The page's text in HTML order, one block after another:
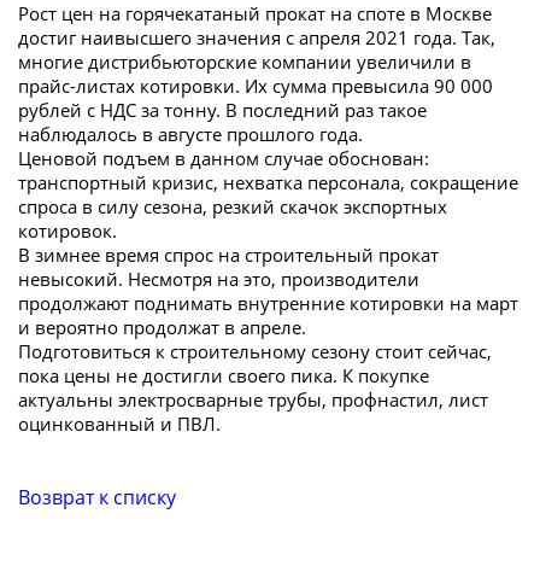
Рост цен на горячекатаный прокат на споте в Москве
достиг наивысшего значения с апреля 2021 года. Так,
многие дистрибьюторские компании увеличили в
прайс-листах котировки. Их сумма превысила 90 000
рублей с НДС за тонну. В последний раз такое
наблюдалось в августе прошлого года.
Ценовой подъем в данном случае обоснован:
транспортный кризис, нехватка персонала, сокращение
спроса в силу сезона, резкий скачок экспортных
котировок.
В зимнее время спрос на строительный прокат
невысокий. Несмотря на это, производители
продолжают поднимать внутренние котировки на март
и вероятно продолжат в апреле.
Подготовиться к строительному сезону стоит сейчас,
пока цены не достигли своего пика. К покупке
актуальны электросварные трубы, профнастил, лист
оцинкованный и ПВЛ.
Возврат к списку